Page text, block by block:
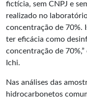
fictícia, sem CNPJ e
realizado no
concentração de 70%.
ter eficácia como
concentração de
Ichi.
Nas análises das
hidrocarbonetos